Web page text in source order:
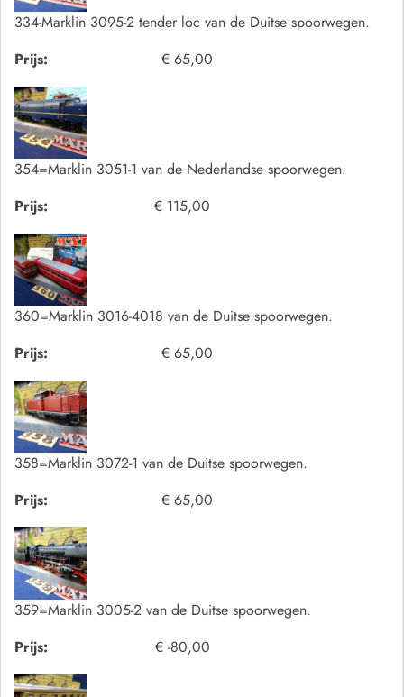
334-Marklin 3095-2 tender loc van de Duitse spoorwegen.
Prijs:
€ 65,00
354=Marklin 3051-1 van de Nederlandse spoorwegen.
Prijs:
€ 115,00
360=Marklin 3016-4018 van de Duitse spoorwegen.
Prijs:
€ 65,00
358=Marklin 3072-1 van de Duitse spoorwegen.
Prijs:
€ 65,00
359=Marklin 3005-2 van de Duitse spoorwegen.
Prijs:
€ -80,00